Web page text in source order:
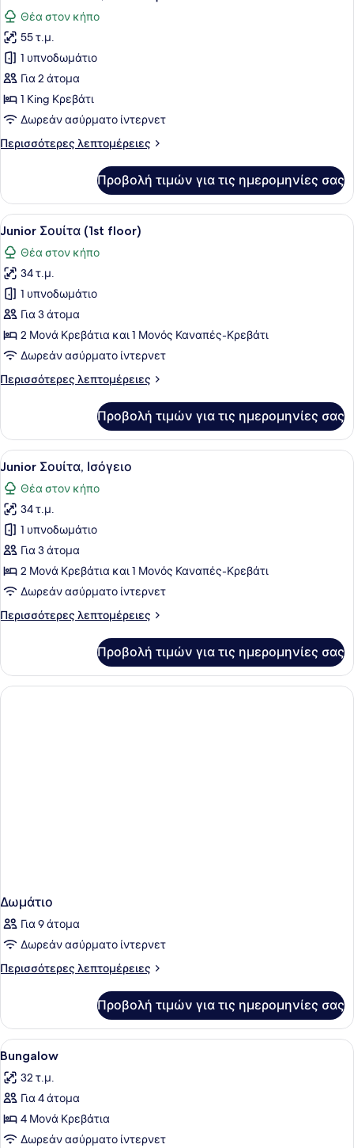
Κήπο
των
φωτογραφιών
για
Executive
Σουίτα,
Ιδιωτική
Πισίνα
Θέα στον κήπο
55 τ.μ.
1 υπνοδωμάτιο
Για 2 άτομα
1 King Κρεβάτι
Δωρεάν ασύρματο ίντερνετ
Περισσότερες λεπτομέρειες
Περισσότερες
Σουίτα,
Ιδιωτική
Πισίνα
Προβολή τιμών για τις ημερομηνίες σας
Προβολή
όλων
των
φωτογραφιών
για
Junior
Σουίτα
(1st
floor)
Ένα δωμάτιο με έναν καναπέ, ένα
7
Junior Σουίτα (1st floor)
Θέα στον κήπο
34 τ.μ.
1 υπνοδωμάτιο
Για 3 άτομα
2 Μονά Κρεβάτια και 1 Μονός Καναπές-Κρεβάτι
Δωρεάν ασύρματο ίντερνετ
Περισσότερες λεπτομέρειες
Περισσότερες
Σουίτα
(1st
floor)
Προβολή τιμών για τις ημερομηνίες σας
Προβολή
όλων
των
φωτογραφιών
για
Junior
Σουίτα,
Ισόγειο
Ένας χώρος δίπλα στην πισίνα με
9
Junior Σουίτα, Ισόγειο
Θέα στον κήπο
34 τ.μ.
1 υπνοδωμάτιο
Για 3 άτομα
2 Μονά Κρεβάτια και 1 Μονός Καναπές-Κρεβάτι
Δωρεάν ασύρματο ίντερνετ
Περισσότερες λεπτομέρειες
Περισσότερες
Σουίτα,
Ισόγειο
Προβολή τιμών για τις ημερομηνίες σας
Δωμάτιο
Για 9 άτομα
Δωρεάν ασύρματο ίντερνετ
Περισσότερες λεπτομέρειες
Περισσότερες
Προβολή τιμών για τις ημερομηνίες σας
Προβολή
όλων
των
φωτογραφιών
για
Bungalow
Κλινοσκεπάσματα υψηλής
15
Bungalow
32 τ.μ.
Για 4 άτομα
4 Μονά Κρεβάτια
Δωρεάν ασύρματο ίντερνετ